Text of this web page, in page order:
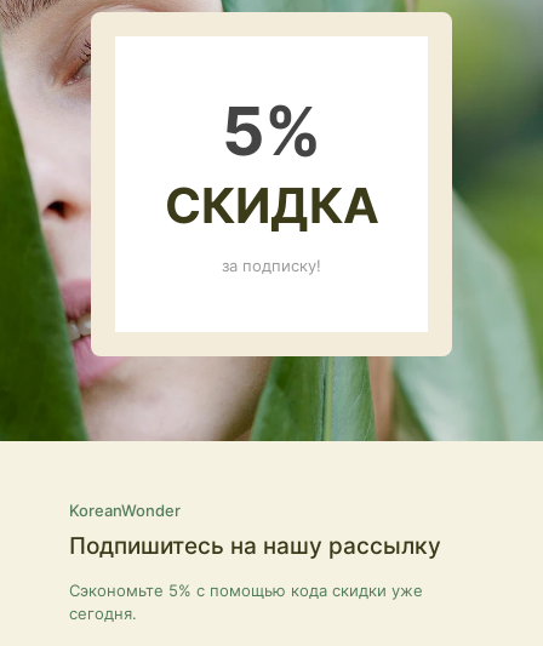
5%
СКИДКА
за подписку!
KoreanWonder
Подпишитесь на нашу рассылку
Сэкономьте 5% с помощью кода скидки уже
сегодня.